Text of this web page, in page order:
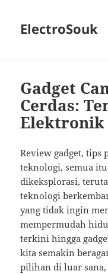
ElectroSouk
Gadget
Cerdas:
Review gadget,
teknologi, semua
dikeksplorasi,
teknologi
yang tidak ingin
mempermudah
terkini hingga
kita semakin
pilihan di luar